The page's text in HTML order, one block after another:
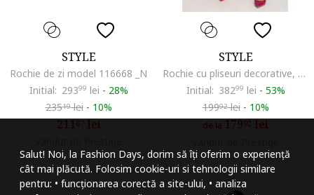
Salut! Noi, la Fashion Days, dorim să îți oferim o experiență
cât mai plăcută. Folosim cookie-uri si tehnologii similare
pentru: • funcționarea corectă a site-ului, • analiza
STYLE
Rochie de zi model 116668 _N
Initial: 29399 lei - 28%
23519lei - 10%
21167 lei
STYLE
Rochie cu pliseuri decorative, Negru
Initial: 38299 lei - 53%
19992lei - 10%
de la 17992 lei
Micsoreaza